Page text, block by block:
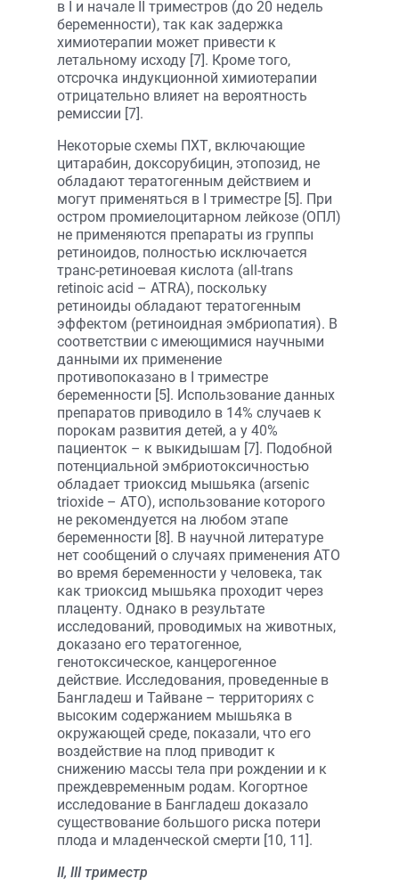
в I и начале II триместров (до 20 недель
беременности), так как задержка
химиотерапии может привести к
летальному исходу [7]. Кроме того,
отсрочка индукционной химиотерапии
отрицательно влияет на вероятность
ремиссии [7].
Некоторые схемы ПХТ, включающие
цитарабин, доксорубицин, этопозид, не
обладают тератогенным действием и
могут применяться в I триместре [5]. При
остром промиелоцитарном лейкозе (ОПЛ)
не применяются препараты из группы
ретиноидов, полностью исключается
транс-ретиноевая кислота (all-trans
retinoic acid – ATRA), поскольку
ретиноиды обладают тератогенным
эффектом (ретиноидная эмбриопатия). В
соответствии с имеющимися научными
данными их применение
противопоказано в I триместре
беременности [5]. Использование данных
препаратов приводило в 14% случаев к
порокам развития детей, а у 40%
пациенток – к выкидышам [7]. Подобной
потенциальной эмбриотоксичностью
обладает триоксид мышьяка (arsenic
trioxide – ATO), использование которого
не рекомендуется на любом этапе
беременности [8]. В научной литературе
нет сообщений о случаях применения АТО
во время беременности у человека, так
как триоксид мышьяка проходит через
плаценту. Однако в результате
исследований, проводимых на животных,
доказано его тератогенное,
генотоксическое, канцерогенное
действие. Исследования, проведенные в
Бангладеш и Тайване – территориях с
высоким содержанием мышьяка в
окружающей среде, показали, что его
воздействие на плод приводит к
снижению массы тела при рождении и к
преждевременным родам. Когортное
исследование в Бангладеш доказало
существование большого риска потери
плода и младенческой смерти [10, 11].
II, III триместр